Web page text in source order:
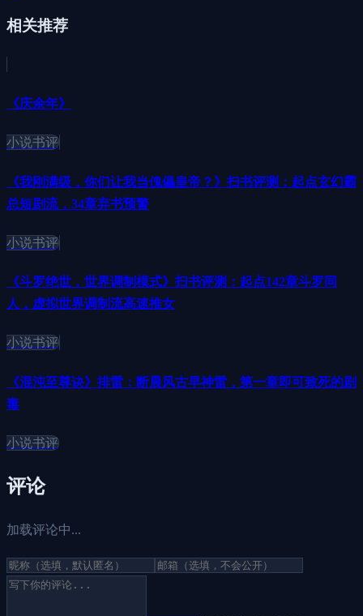
相关推荐
《庆余年》
小说书评
《我刚满级，你们让我当傀儡皇帝？》扫书评测：起点玄幻霸
总短剧流，34章弃书预警
小说书评
《斗罗绝世，世界调制模式》扫书评测：起点142章斗罗同
人，虚拟世界调制流高速推女
小说书评
《混沌至尊诀》排雷：断晨风古早神雷，第一章即可致死的剧
毒
小说书评
评论
加载评论中...